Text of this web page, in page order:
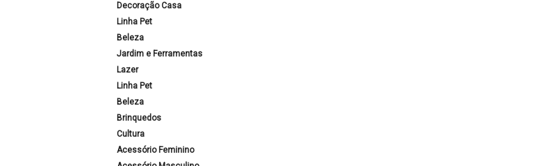
Decoração Casa
Linha Pet
Beleza
Jardim e Ferramentas
Lazer
Linha Pet
Beleza
Brinquedos
Cultura
Acessório Feminino